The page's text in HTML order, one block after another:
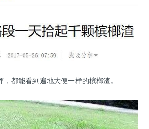
都能看到遍地大便一样的槟榔渣。